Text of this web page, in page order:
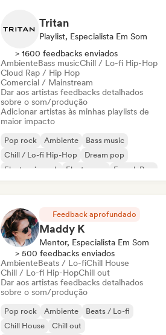
Tritan
Playlist, Especialista Em Som
> 1600 feedbacks enviados
AmbienteBass musicChill / Lo-fi Hip-Hop
Cloud Rap / Hip Hop
Comercial / Mainstream
Dar aos artistas feedbacks detalhados
sobre o som/produção
Adicionar artistas às minhas playlists de
maior impacto
Pop rock Ambiente
Bass music
Chill / Lo-fi Hip-Hop
Dream pop
Electronic rock
Electropop French Pop
Feedback aprofundado
Maddy K
Mentor, Especialista Em Som
> 500 feedbacks enviados
AmbienteBeats / Lo-fiChill House
Chill / Lo-fi Hip-HopChill out
Dar aos artistas feedbacks detalhados
sobre o som/produção
Pop rock Ambiente
Beats / Lo-fi
Chill House
Chill out